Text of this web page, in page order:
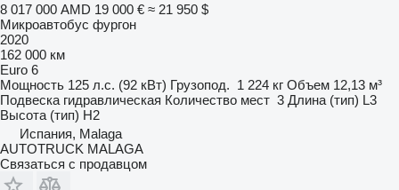
8 017 000 AMD 19 000 € ≈ 21 950 $
Микроавтобус фургон
2020
162 000 км
Euro 6
Мощность 125 л.с. (92 кВт) Грузопод. 1 224 кг Объем 12,13 м³
Подвеска гидравлическая Количество мест 3 Длина (тип) L3
Высота (тип) H2
Испания, Malaga
AUTOTRUCK MALAGA
Связаться с продавцом